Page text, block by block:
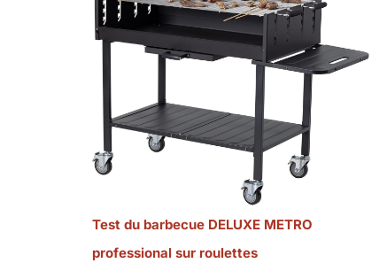
Test du barbecue DELUXE METRO
professional sur roulettes